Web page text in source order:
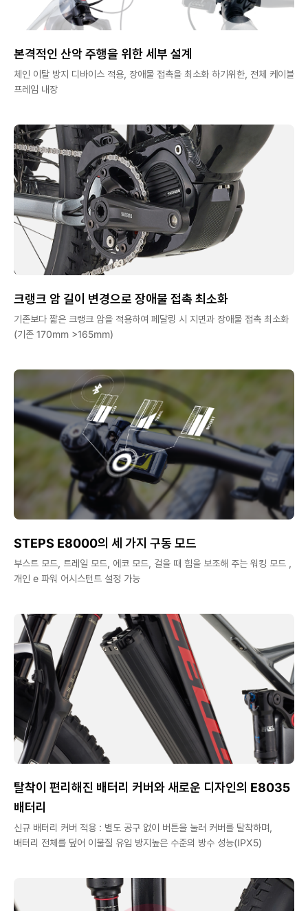
본격적인 산악 주행을 위한 세부 설계
체인 이탈 방지 디바이스 적용, 장애물 접촉을 최소화 하기위한, 전체 케이블
프레임 내장
크랭크 암 길이 변경으로 장애물 접촉 최소화
기존보다 짧은 크랭크 암을 적용하여 페달링 시 지면과 장애물 접촉 최소화
(기존 170mm >165mm)
STEPS E8000의 세 가지 구동 모드
부스트 모드, 트레일 모드, 에코 모드, 걸을 때 힘을 보조해 주는 워킹 모드 ,
개인 e 파워 어시스턴트 설정 가능
탈착이 편리해진 배터리 커버와 새로운 디자인의 E8035
배터리
신규 배터리 커버 적용 : 별도 공구 없이 버튼을 눌러 커버를 탈착하며,
배터리 전체를 덮어 이물질 유입 방지높은 수준의 방수 성능(IPX5)